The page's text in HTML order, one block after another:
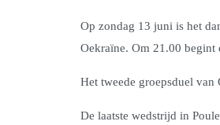
Op zondag 13 juni is het
Oekraïne. Om 21.00 begint
Het tweede groepsduel
De laatste wedstrijd in